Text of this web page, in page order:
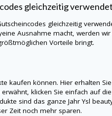
gleichzeitig
gleichzeitig
eine Ausnahme macht, werden
Vorteile bringt.
kaufen können. Hier erhalten
klicken Sie einfach auf die
sind das ganze JahrYsl
Zeit noch mehr sparen.